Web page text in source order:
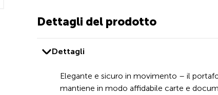
Dettagli del prodotto
Dettagli
Elegante e sicuro in movimento – il
mantiene in modo affidabile carte e